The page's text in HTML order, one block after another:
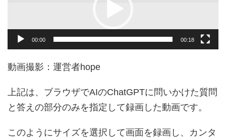
00:00 00:18
動画撮影：運営者hope
上記は、ブラウザでAIのChatGPTに問いかけた質問
と答えの部分のみを指定して録画した動画です。
このようにサイズを選択して画面を録画し、カンタ